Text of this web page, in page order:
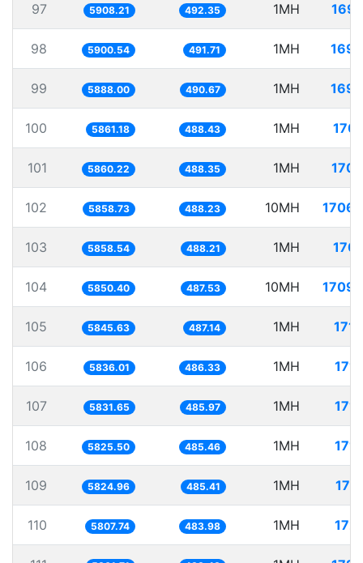
97 5908.21 492.35 1MH
98 5900.54 491.71 1MH
99 5888.00 490.67 1MH
100 5861.18 488.43 1MH
101 5860.22 488.35 1MH
102 5858.73 488.23 10MH
103 5858.54 488.21 1MH
104 5850.40 487.53 10MH
105 5845.63 487.14 1MH
106 5836.01 486.33 1MH
107 5831.65 485.97 1MH
108 5825.50 485.46 1MH
109 5824.96 485.41 1MH
110 5807.74 483.98 1MH